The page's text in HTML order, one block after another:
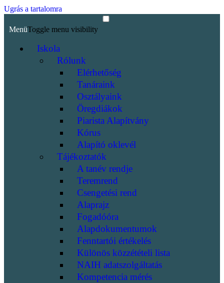
Ugrás a tartalomra
MenüToggle menu visibility
Iskola
Rólunk
Elérhetőség
Tanáraink
Osztályaink
Öregdiákok
Piarista Alapítvány
Kórus
Alapító oklevél
Tájékoztatók
A tanév rendje
Teremrend
Csengetési rend
Alaprajz
Fogadóóra
Alapdokumentumok
Fenntartói értékelés
Különös közzétételi lista
NAIH adatszolgáltatás
Kompetencia mérés